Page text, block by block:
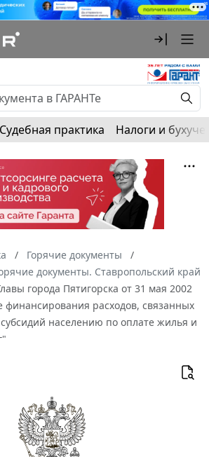
Судебная практика Налоги и
Горячие документы
документы. Ставропольский край
города Пятигорска от 31 мая 2002
финансирования расходов, связанных
населению по оплате жилья и